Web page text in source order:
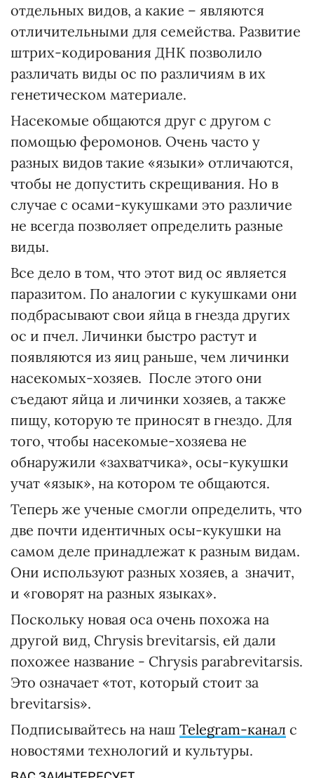
отдельных видов, а какие – являются
отличительными для семейства. Развитие
штрих-кодирования ДНК позволило
различать виды ос по различиям в их
генетическом материале.
Насекомые общаются друг с другом с
помощью феромонов. Очень часто у
разных видов такие «языки» отличаются,
чтобы не допустить скрещивания. Но в
случае с осами-кукушками это различие
не всегда позволяет определить разные
виды.
Все дело в том, что этот вид ос является
паразитом. По аналогии с кукушками они
подбрасывают свои яйца в гнезда других
ос и пчел. Личинки быстро растут и
появляются из яиц раньше, чем личинки
насекомых-хозяев. После этого они
съедают яйца и личинки хозяев, а также
пищу, которую те приносят в гнездо. Для
того, чтобы насекомые-хозяева не
обнаружили «захватчика», осы-кукушки
учат «язык», на котором те общаются.
Теперь же ученые смогли определить, что
две почти идентичных осы-кукушки на
самом деле принадлежат к разным видам.
Они используют разных хозяев, а значит,
и «говорят на разных языках».
Поскольку новая оса очень похожа на
другой вид, Chrysis brevitarsis, ей дали
похожее название - Chrysis parabrevitarsis.
Это означает «тот, который стоит за
brevitarsis».
Подписывайтесь на наш Telegram-канал с
новостями технологий и культуры.